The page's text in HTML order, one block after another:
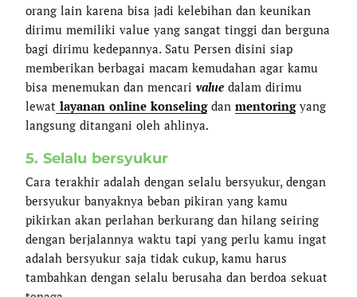
orang lain karena bisa jadi kelebihan dan keunikan
dirimu memiliki value yang sangat tinggi dan berguna
bagi dirimu kedepannya. Satu Persen disini siap
memberikan berbagai macam kemudahan agar kamu
bisa menemukan dan mencarivalue dalam dirimu
lewat layanan online konselingdanmentoringyang
langsung ditangani oleh ahlinya.
5. Selalu bersyukur
Cara terakhir adalah dengan selalu bersyukur, dengan
bersyukur banyaknya beban pikiran yang kamu
pikirkan akan perlahan berkurang dan hilang seiring
dengan berjalannya waktu tapi yang perlu kamu ingat
adalah bersyukur saja tidak cukup, kamu harus
tambahkan dengan selalu berusaha dan berdoa sekuat